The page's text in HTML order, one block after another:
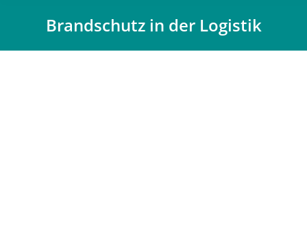
Brandschutz in der Logistik